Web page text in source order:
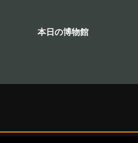
本日の博物館
システム